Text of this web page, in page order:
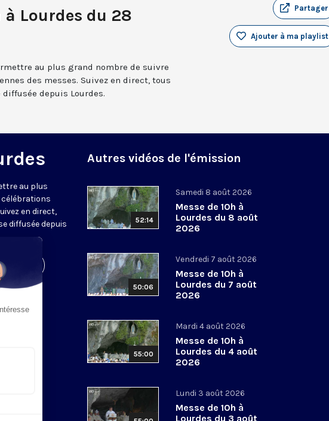
à Lourdes du 28
Partager
Ajouter à ma playlist
au plus grand nombre de suivre
des messes. Suivez en direct, tous
diffusée depuis Lourdes.
au plus
célébrations
en direct,
diffusée depuis
Autres vidéos de l'émission
52:14
Samedi 8 août 2026
Messe de 10h à
Lourdes du 8 août
2026
50:06
Vendredi 7 août 2026
Messe de 10h à
Lourdes du 7 août
2026
55:00
Mardi 4 août 2026
Messe de 10h à
Lourdes du 4 août
2026
Lundi 3 août 2026
Messe de 10h à
Lourdes du 3 août